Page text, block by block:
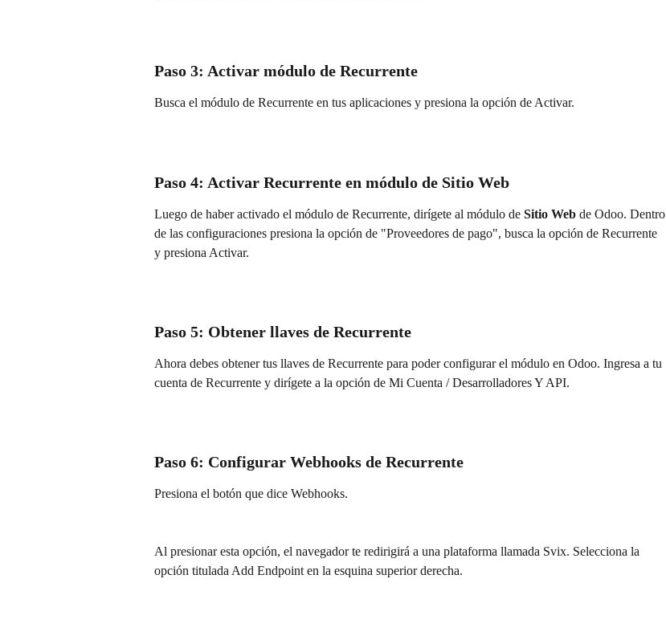
Paso 3: Activar módulo de Recurrente
Busca el módulo de Recurrente en tus aplicaciones y presiona la opción de Activar.
Paso 4: Activar Recurrente en módulo de Sitio Web
Luego de haber activado el módulo de Recurrente, dirígete al módulo de Sitio Web de Odoo. Dentro
de las configuraciones presiona la opción de "Proveedores de pago", busca la opción de Recurrente
y presiona Activar.
Paso 5: Obtener llaves de Recurrente
Ahora debes obtener tus llaves de Recurrente para poder configurar el módulo en Odoo. Ingresa a tu
cuenta de Recurrente y dirígete a la opción de Mi Cuenta / Desarrolladores Y API.
Paso 6: Configurar Webhooks de Recurrente
Presiona el botón que dice Webhooks.
Al presionar esta opción, el navegador te redirigirá a una plataforma llamada Svix. Selecciona la
opción titulada Add Endpoint en la esquina superior derecha.